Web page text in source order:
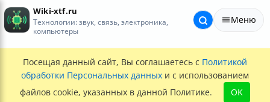
Wiki-xtf.ru
Технологии: звук, связь, электроника,
компьютеры
Меню
Посещая данный сайт, Вы соглашаетесь с Политикой
обработки Персональных данных и с использованием
файлов cookie, указанных в данной Политике.
OK